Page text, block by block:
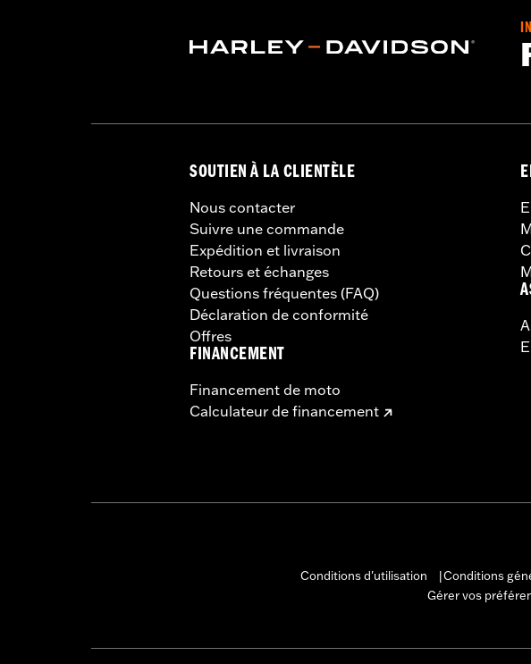
SOUTIEN À LA CLIENTÈLE
Nous contacter
Suivre une commande
Expédition et livraison
Retours et échanges
Questions fréquentes (FAQ)
Déclaration de conformité
Offres
FINANCEMENT
Financement de moto
Calculateur de financement
Conditions d'utilisation
Conditions
Gérer vos